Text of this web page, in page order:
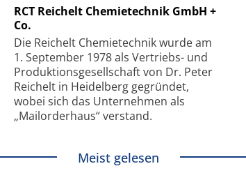
RCT Reichelt Chemietechnik GmbH +
Co.
Die Reichelt Chemietechnik wurde am
1. September 1978 als Vertriebs- und
Produktionsgesellschaft von Dr. Peter
Reichelt in Heidelberg gegründet,
wobei sich das Unternehmen als
„Mailorderhaus“ verstand.
SmarAct GmbH
kleinstem Raum
Meist gelesen